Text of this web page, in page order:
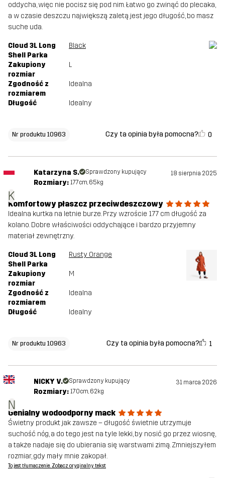
oddycha, więc nie pocisz się pod nim. Łatwo go zwinąć do plecaka,
a w czasie deszczu największą zaletą jest jego długość, bo masz
suche uda.
Cloud 3L Long
Shell Parka
Black
Zakupiony
rozmiar
L
Zgodność z
rozmiarem
Idealna
Długość Idealny
Nr produktu 10963 Czy ta opinia była pomocna? 0
K
Katarzyna S. Sprawdzony kupujący 18 sierpnia 2025
Rozmiary: 177cm, 65kg
Komfortowy płaszcz przeciwdeszczowy
Idealna kurtka na letnie burze. Przy wzroście 177 cm długość za
kolano. Dobre właściwości oddychające i bardzo przyjemny
materiał zewnętrzny.
Cloud 3L Long
Shell Parka
Rusty Orange
Zakupiony
rozmiar
M
Zgodność z
rozmiarem
Idealna
Długość Idealny
Nr produktu 10963 Czy ta opinia była pomocna? 1
N
NICKY V. Sprawdzony kupujący 31 marca 2026
Rozmiary: 170cm, 62kg
Genialny wodoodporny mack
Świetny produkt jak zawsze – długość świetnie utrzymuje
suchość nóg, a do tego jest na tyle lekki, by nosić go przez wiosnę,
a także nadaje się do ubierania się warstwami zimą. Zmniejszyłem
rozmiar, gdy mały mnie zakopał.
To jest tłumaczenie. Zobacz oryginalny tekst